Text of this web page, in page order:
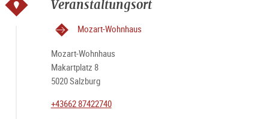
Veranstaltungsort
Mozart-Wohnhaus
Mozart-Wohnhaus
Makartplatz 8
5020 Salzburg
+43662 87422740